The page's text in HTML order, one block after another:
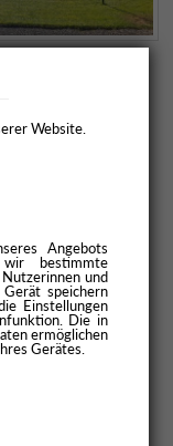
wo
in einer
Website.
Angebots
bestimmte
und
speichern
Einstellungen
Die in
ermöglichen
Gerätes.